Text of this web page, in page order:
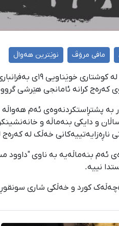
مافی مرۆڤ نوێترین هەواڵ
کەرەج کرانە ئامانجی هێرشی
ئەم بنەماڵەیە بە ناوی
نییە.
کورد و خەڵکی شاری سونقوڕ